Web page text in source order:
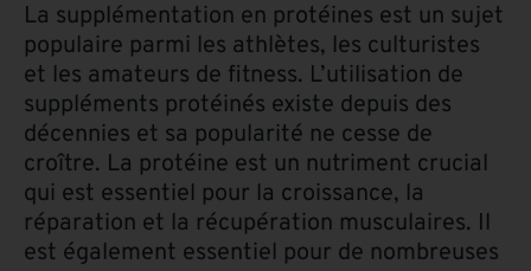
La supplémentation en protéines est un sujet
populaire parmi les athlètes, les culturistes
et les amateurs de fitness. L’utilisation de
suppléments protéinés existe depuis des
décennies et sa popularité ne cesse de
croître. La protéine est un nutriment crucial
qui est essentiel pour la croissance, la
réparation et la récupération musculaires. Il
est également essentiel pour de nombreuses